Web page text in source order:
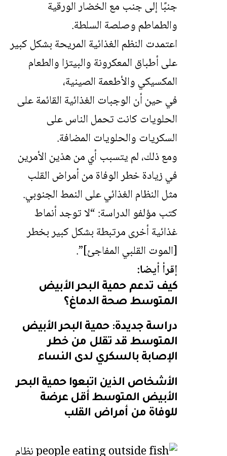
جنبًا إلى جنب مع الخضار الورقية
والطماطم وصلصة السلطة.
اعتمدت النظم الغذائية المريحة بشكل كبير
على أطباق المعكرونة والبيتزا والطعام
المكسيكي والأطعمة الصينية،
في حين أن الوجبات الغذائية القائمة على
الحلويات كانت تحمل الناس على
السكريات والحلويات المضافة.
ومع ذلك، لم يتسبب أي من هذين الأمرين
في زيادة خطر الوفاة من أمراض القلب
مثل النظام الغذائي على النمط الجنوبي.
كتب مؤلفو الدراسة: “لا توجد أنماط
غذائية أخرى مرتبطة بشكل كبير بخطر
[الموت القلبي المفاجئ]”.
إقرأ أيضا:
كيف تدعم حمية البحر الأبيض
المتوسط صحة الدماغ؟
دراسة جديدة: حمية البحر الأبيض
المتوسط قد تقلل من خطر
الإصابة بالسكري لدى النساء
الأشخاص الذين اتبعوا حمية البحر
الأبيض المتوسط ​​أقل عرضة
للوفاة من أمراض القلب